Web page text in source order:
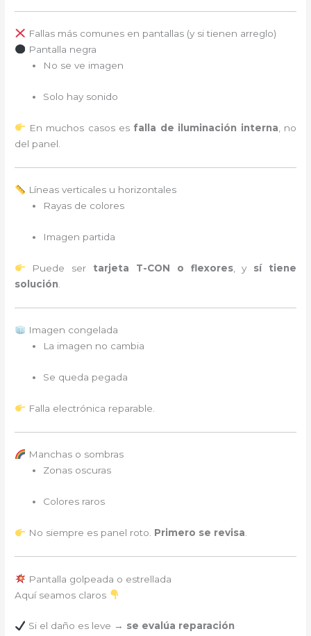
Fallas más comunes en pantallas (y si tienen arreglo)
Pantalla negra
No se ve imagen
Solo hay sonido
En muchos casos es falla de iluminación interna , no
del panel.
Líneas verticales u horizontales
Rayas de colores
Imagen partida
Puede ser tarjeta T-CON o flexores, y sí tiene
solución
Imagen congelada
La imagen no cambia
Se queda pegada
Falla electrónica reparable.
Manchas o sombras
Zonas oscuras
Colores raros
No siempre es panel roto. Primero se revisa.
Pantalla golpeada o estrellada
Aquí seamos claros
Si el daño es leve → se evalúa reparación